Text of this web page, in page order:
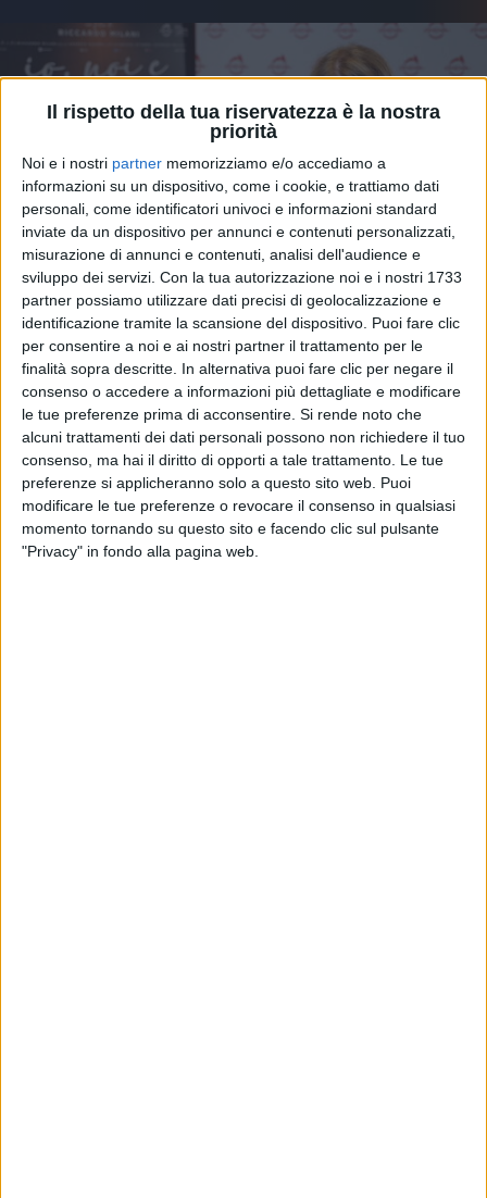
Il rispetto della tua riservatezza è la nostra
priorità
Noi e i nostri partner memorizziamo e/o accediamo a
informazioni su un dispositivo, come i cookie, e trattiamo dati
personali, come identificatori univoci e informazioni standard
inviate da un dispositivo per annunci e contenuti personalizzati,
misurazione di annunci e contenuti, analisi dell'audience e
sviluppo dei servizi. Con la tua autorizzazione noi e i nostri 1733
partner possiamo utilizzare dati precisi di geolocalizzazione e
identificazione tramite la scansione del dispositivo. Puoi fare clic
per consentire a noi e ai nostri partner il trattamento per le
finalità sopra descritte. In alternativa puoi fare clic per negare il
consenso o accedere a informazioni più dettagliate e modificare
le tue preferenze prima di acconsentire. Si rende noto che
alcuni trattamenti dei dati personali possono non richiedere il tuo
consenso, ma hai il diritto di opporti a tale trattamento. Le tue
preferenze si applicheranno solo a questo sito web. Puoi
modificare le tue preferenze o revocare il consenso in qualsiasi
momento tornando su questo sito e facendo clic sul pulsante
"Privacy" in fondo alla pagina web.
VIDEO
Io, noi e Gaber (Festa del Cinema di Roma)